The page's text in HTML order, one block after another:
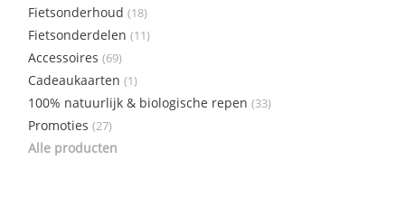
Fietsonderhoud (18)
Fietsonderdelen (11)
Accessoires (69)
Cadeaukaarten (1)
100% natuurlijk & biologische repen (33)
Promoties (27)
Alle producten